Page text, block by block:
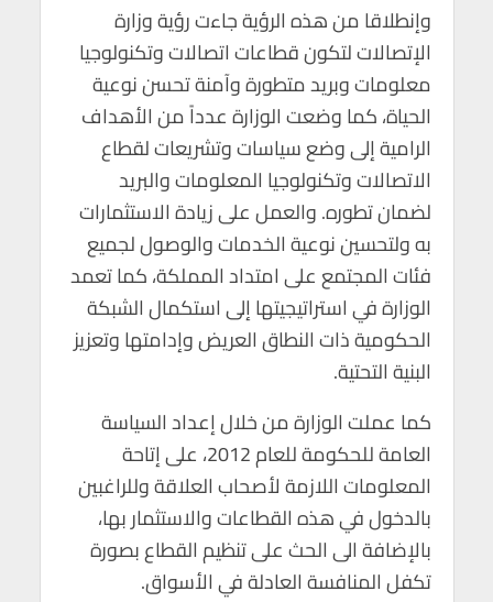
وإنطلاقا من هذه الرؤية جاءت رؤية وزارة
الإتصالات لتكون قطاعات اتصالات وتكنولوجيا
معلومات وبريد متطورة وآمنة تحسن نوعية
الحياة، كما وضعت الوزارة عدداً من الأهداف
الرامية إلى وضع سياسات وتشريعات لقطاع
الاتصالات وتكنولوجيا المعلومات والبريد
لضمان تطوره. والعمل على زيادة الاستثمارات
به ولتحسين نوعية الخدمات والوصول لجميع
فئات المجتمع على امتداد المملكة، كما تعمد
الوزارة في استراتيجيتها إلى استكمال الشبكة
الحكومية ذات النطاق العريض وإدامتها وتعزيز
البنية التحتية.
كما عملت الوزارة من خلال إعداد السياسة
العامة للحكومة للعام 2012، على إتاحة
المعلومات اللازمة لأصحاب العلاقة وللراغبين
بالدخول في هذه القطاعات والاستثمار بها،
بالإضافة الى الحث على تنظيم القطاع بصورة
تكفل المنافسة العادلة في الأسواق.